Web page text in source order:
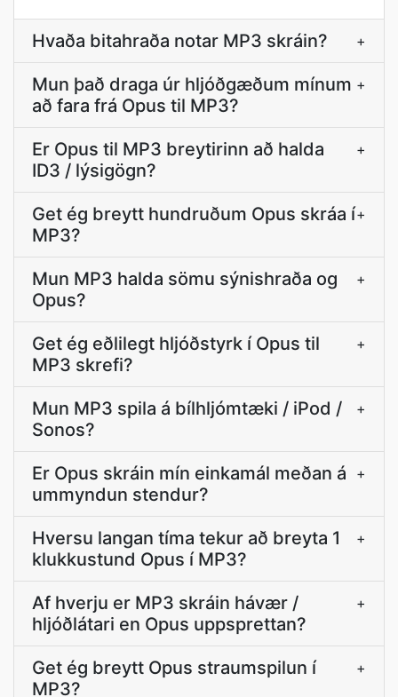
Hvaða bitahraða notar MP3 skráin? +
Mun það draga úr hljóðgæðum mínum
að fara frá Opus til MP3?
+
Er Opus til MP3 breytirinn að halda
ID3 / lýsigögn?
+
Get ég breytt hundruðum Opus skráa í
MP3?
+
Mun MP3 halda sömu sýnishraða og
Opus?
+
Get ég eðlilegt hljóðstyrk í Opus til
MP3 skrefi?
+
Mun MP3 spila á bílhljómtæki / iPod /
Sonos?
+
Er Opus skráin mín einkamál meðan á
ummyndun stendur?
+
Hversu langan tíma tekur að breyta 1
klukkustund Opus í MP3?
+
Af hverju er MP3 skráin hávær /
hljóðlátari en Opus uppsprettan?
+
Get ég breytt Opus straumspilun í
MP3?
+